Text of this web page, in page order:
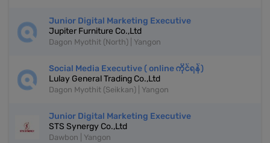
Junior Digital Marketing Executive
Jupiter Furniture Co.,Ltd
Dagon Myothit (North) | Yangon
Social Media Executive ( online ကိုင်ရန်)
Lulay General Trading Co.,Ltd
Dagon Myothit (Seikkan) | Yangon
Junior Digital Marketing Executive
STS Synergy Co.,Ltd
Dawbon | Yangon